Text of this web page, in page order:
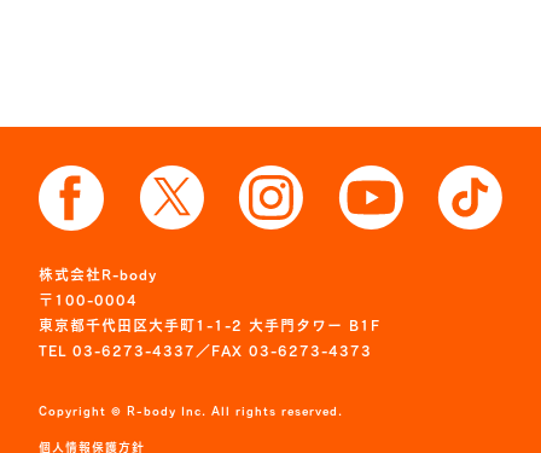
株式会社R-body
〒100-0004
東京都千代田区大手町1-1-2 大手門タワー B1F
TEL 03-6273-4337／FAX 03-6273-4373
Copyright © R-body Inc. All rights reserved.
個人情報保護方針